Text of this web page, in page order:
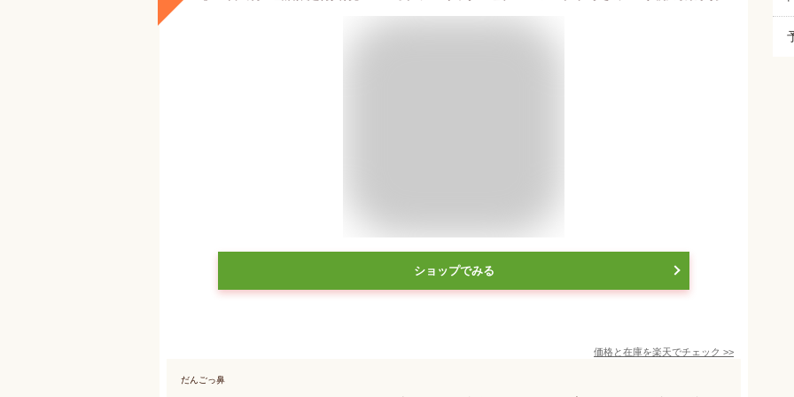
ショップでみる
価格と在庫を楽天でチェック >>
だんごっ鼻